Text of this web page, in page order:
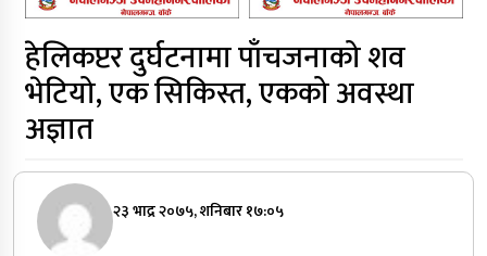
हेलिकप्टर दुर्घटनामा पाँचजनाको शव
भेटियो, एक सिकिस्त, एकको अवस्था
अज्ञात
२३ भाद्र २०७५, शनिबार १७:०५